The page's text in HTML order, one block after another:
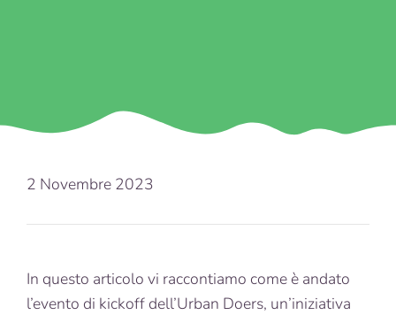
2 Novembre 2023
In questo articolo vi raccontiamo come è andato
l’evento di kickoff dell’Urban Doers, un’iniziativa